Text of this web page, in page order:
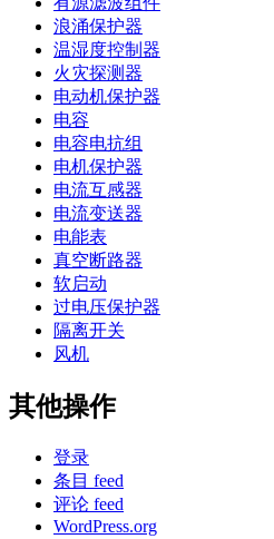
浪涌保护器
温湿度控制器
火灾探测器
电动机保护器
电容
电容电抗组
电机保护器
电流互感器
电流变送器
电能表
真空断路器
软启动
过电压保护器
隔离开关
风机
其他操作
登录
条目 feed
评论 feed
WordPress.org